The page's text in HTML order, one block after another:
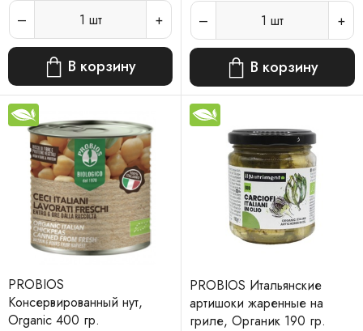
1 шт
В корзину
1 шт
В корзину
PROBIOS
Консервированный нут,
Organic 400 гр.
PROBIOS Итальянские
артишоки жаренные на
гриле, Органик 190 гр.